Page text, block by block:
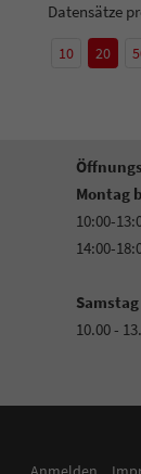
Datensätze
10 20
Montag
10:00-
14:00-
Samstag
10.00 -